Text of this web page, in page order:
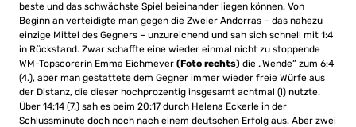
beste und das schwächste Spiel beieinander liegen können. Von
Beginn an verteidigte man gegen die Zweier Andorras – das nahezu
einzige Mittel des Gegners – unzureichend und sah sich schnell mit 1:4
in Rückstand. Zwar schaffte eine wieder einmal nicht zu stoppende
WM-Topscorerin Emma Eichmeyer (Foto rechts) die „Wende“ zum 6:4
(4.), aber man gestattete dem Gegner immer wieder freie Würfe aus
der Distanz, die dieser hochprozentig insgesamt achtmal (!) nutzte.
Über 14:14 (7.) sah es beim 20:17 durch Helena Eckerle in der
Schlussminute doch noch nach einem deutschen Erfolg aus. Aber zwei